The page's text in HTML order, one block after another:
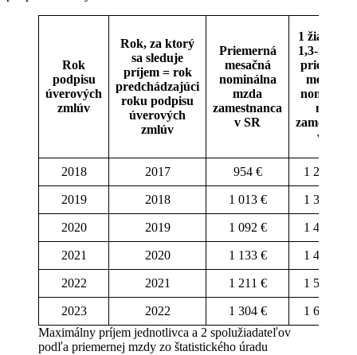
Rok
podpisu
úverových
zmlúv
Rok, za ktorý
sa sleduje
príjem = rok
predchádzajúci
roku podpisu
úverových
zmlúv
Priemerná
mesačná
nominálna
mzda
zamestnanca
v SR
1 žiadateľ
1,3-
mesačnej
mzdy
v SR
2018 2017 954 € 1 240,20 €
2019 2018 1 013 € 1 316,90 €
2020 2019 1 092 € 1 419,60 €
2021 2020 1 133 € 1 472,90 €
2022 2021 1 211 € 1 574,30 €
2023 2022 1 304 €
1 695,20 €
Maximálny príjem jednotlivca a 2 spolužiadateľov
podľa priemernej mzdy zo štatistického úradu